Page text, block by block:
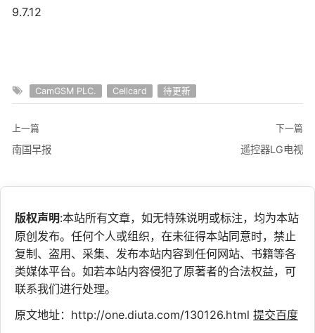
9.7.12
CamGSM PLC. Cellcard 待更新
上一篇
南国早报
下一篇
遥控器LG电视
版权声明:本站所有文章，如无特殊说明或标注，均为本站
原创发布。任何个人或组织，在未征得本站同意时，禁止
复制、盗用、采集、发布本站内容到任何网站、书籍等各
类媒体平台。如若本站内容侵犯了原著者的合法权益，可
联系我们进行处理。
原文地址：http://one.diuta.com/130126.html 提交百度